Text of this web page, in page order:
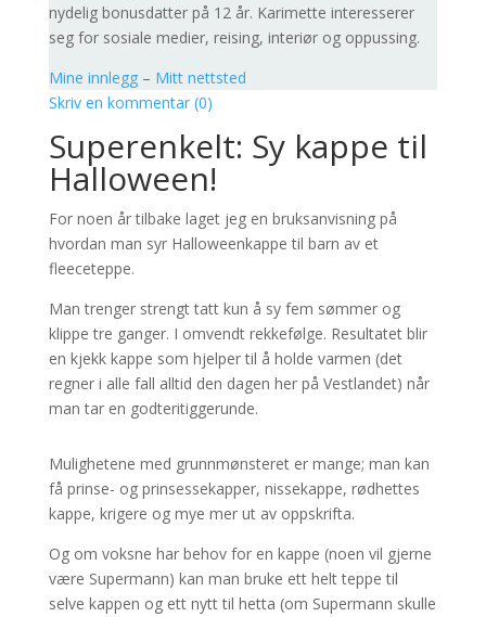
nydelig bonusdatter på 12 år. Karimette interesserer
seg for sosiale medier, reising, interiør og oppussing.
Mine innlegg– Mitt nettsted
Skriv en kommentar (0)
Superenkelt: Sy kappe til
Halloween!
For noen år tilbake laget jeg en bruksanvisning på
hvordan man syr Halloweenkappe til barn av et
fleeceteppe.
Man trenger strengt tatt kun å sy fem sømmer og
klippe tre ganger. I omvendt rekkefølge. Resultatet blir
en kjekk kappe som hjelper til å holde varmen (det
regner i alle fall alltid den dagen her på Vestlandet) når
man tar en godteritiggerunde.
Mulighetene med grunnmønsteret er mange; man kan
få prinse- og prinsessekapper, nissekappe, rødhettes
kappe, krigere og mye mer ut av oppskrifta.
Og om voksne har behov for en kappe (noen vil gjerne
være Supermann) kan man bruke ett helt teppe til
selve kappen og ett nytt til hetta (om Supermann skulle